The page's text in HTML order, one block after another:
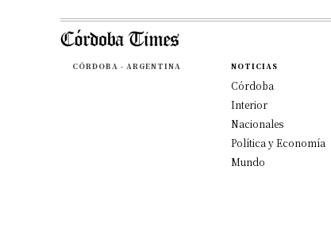
CÓRDOBA - ARGENTINA NOTICIAS
Córdoba
Interior
Nacionales
Política y Economía
Mundo